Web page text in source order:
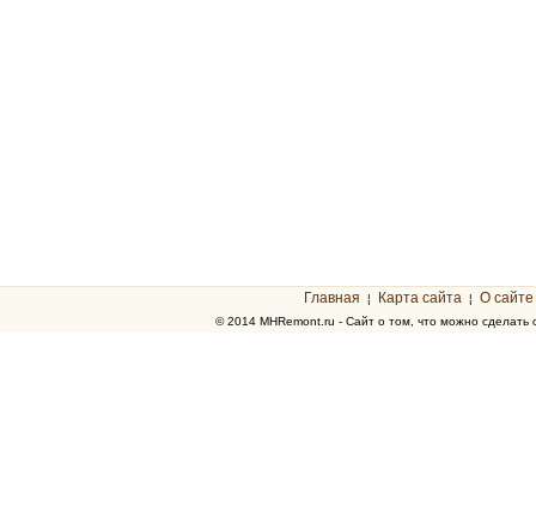
Главная ¦ Карта сайта ¦ О сайте
© 2014 MHRemont.ru - Сайт о том, что можно сделать